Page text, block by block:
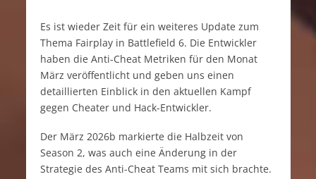
Es ist wieder Zeit für ein weiteres Update zum
Thema Fairplay in Battlefield 6. Die Entwickler
haben die Anti-Cheat Metriken für den Monat
März veröffentlicht und geben uns einen
detaillierten Einblick in den aktuellen Kampf
gegen Cheater und Hack-Entwickler.
Der März 2026b markierte die Halbzeit von
Season 2, was auch eine Änderung in der
Strategie des Anti-Cheat Teams mit sich brachte.